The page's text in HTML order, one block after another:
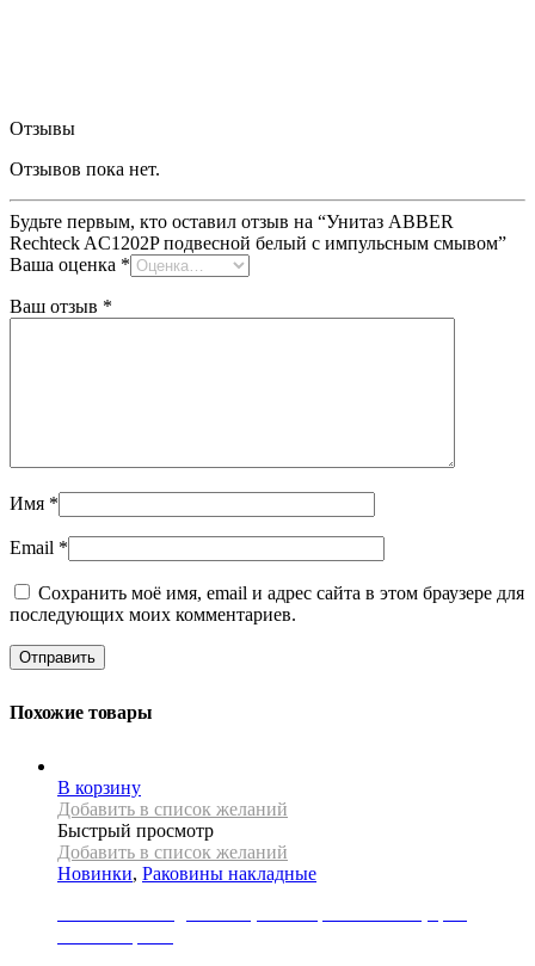
Отзывы
Отзывов пока нет.
Будьте первым, кто оставил отзыв на “Унитаз ABBER
Rechteck AC1202P подвесной белый с импульсным смывом”
Ваша оценка *
Ваш отзыв *
Имя *
Email *
Сохранить моё имя, email и адрес сайта в этом браузере для
последующих моих комментариев.
Похожие товары
В корзину
Добавить в список желаний
Быстрый просмотр
Добавить в список желаний
Новинки, Раковины накладные